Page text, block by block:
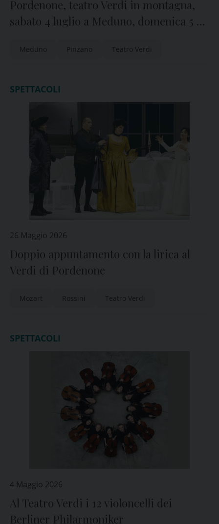
Pordenone, teatro Verdi in montagna,
sabato 4 luglio a Meduno, domenica 5 a
Meduno Pinzano Teatro Verdi
SPETTACOLI
26 Maggio 2026
Doppio appuntamento con la lirica al
Verdi di Pordenone
Mozart Rossini Teatro Verdi
SPETTACOLI
4 Maggio 2026
Al Teatro Verdi i 12 violoncelli dei
Berliner Philarmoniker